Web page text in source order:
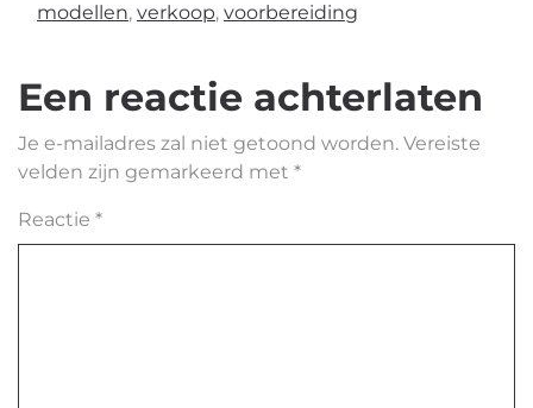
modellen, verkoop, voorbereiding
Een reactie achterlaten
Je e-mailadres zal niet getoond worden. Vereiste
velden zijn gemarkeerd met *
Reactie *